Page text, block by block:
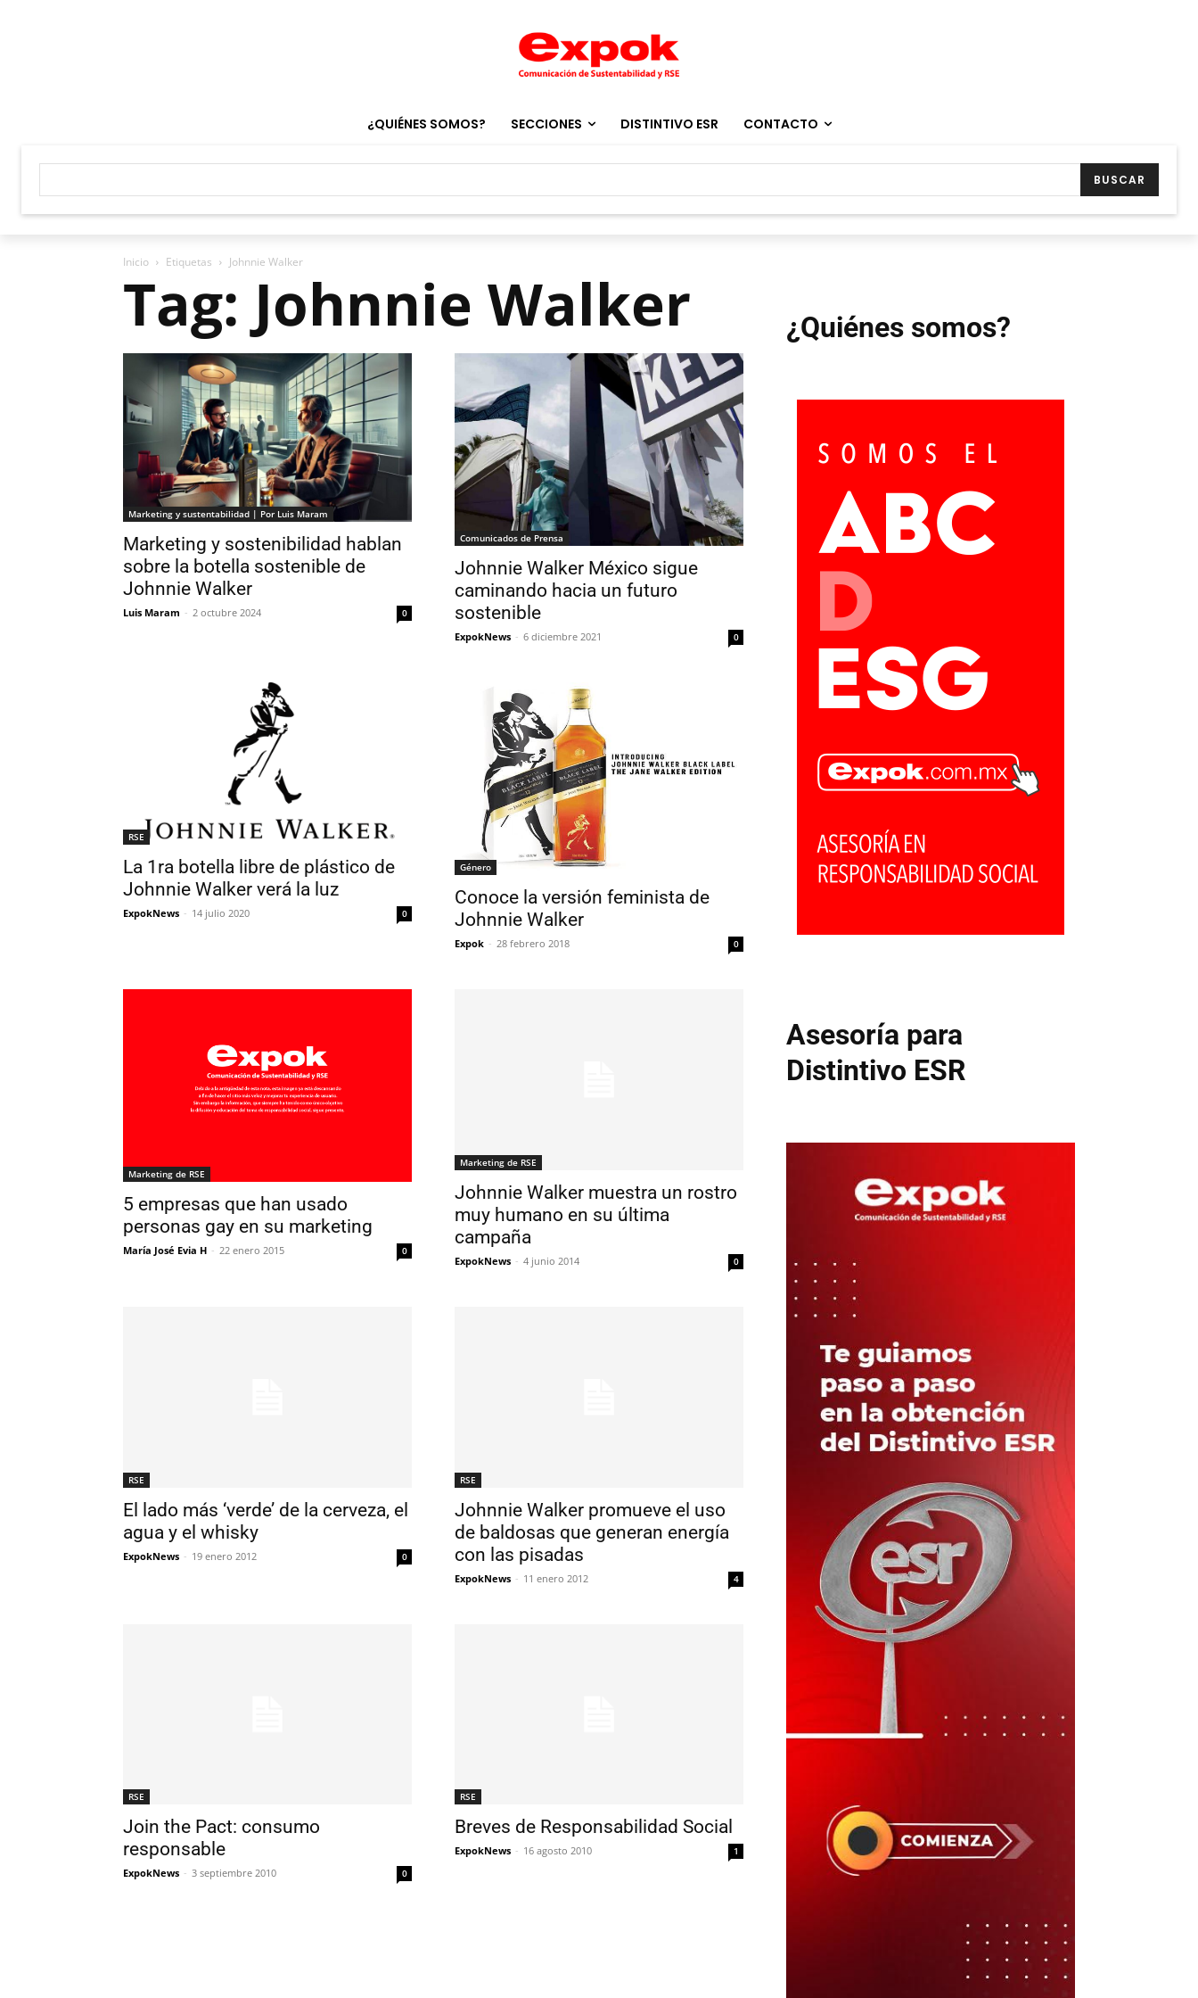
¿QUIÉNES SOMOS? SECCIONES DISTINTIVO ESR CONTACTO
BUSCAR
Inicio Etiquetas Johnnie Walker
Tag: Johnnie Walker
Marketing y sustentabilidad | Por Luis Maram
Marketing y sostenibilidad hablan
sobre la botella sostenible de
Johnnie Walker
Luis Maram - 2 octubre 2024 0
Comunicados de Prensa
Johnnie Walker México sigue
caminando hacia un futuro
sostenible
ExpokNews - 6 diciembre 2021 0
RSE
La 1ra botella libre de plástico de
Johnnie Walker verá la luz
ExpokNews - 14 julio 2020 0
Género
Conoce la versión feminista de
Johnnie Walker
Expok - 28 febrero 2018 0
Marketing de RSE
5 empresas que han usado
personas gay en su marketing
María José Evia H - 22 enero 2015 0
Marketing de RSE
Johnnie Walker muestra un rostro
muy humano en su última
campaña
ExpokNews - 4 junio 2014 0
RSE
El lado más ‘verde’ de la cerveza, el
agua y el whisky
ExpokNews - 19 enero 2012 0
RSE
Johnnie Walker promueve el uso
de baldosas que generan energía
con las pisadas
ExpokNews - 11 enero 2012 4
RSE
Join the Pact: consumo
responsable
ExpokNews - 3 septiembre 2010 0
RSE
Breves de Responsabilidad Social
ExpokNews - 16 agosto 2010 1
¿Quiénes somos?
Asesoría para
Distintivo ESR